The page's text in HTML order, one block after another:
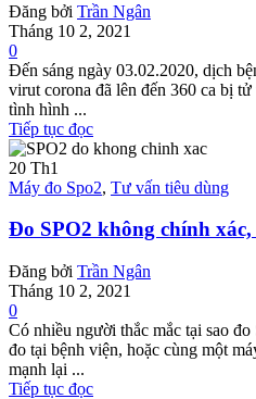
Đăng bởi Trần Ngân
Tháng 10 2, 2021
0
Đến sáng ngày 03.02.2020, dịch
virut corona đã lên đến 360 ca bị
tình hình ...
Tiếp tục đọc
20 Th1
Máy đo Spo2, Tư vấn tiêu dùng
Đo SPO2 không chính
Đăng bởi Trần Ngân
Tháng 10 2, 2021
0
Có nhiều người thắc mắc tại sao
đo tại bệnh viện, hoặc cùng một
mạnh lại ...
Tiếp tục đọc